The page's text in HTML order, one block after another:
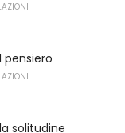
pensiero
solitudine